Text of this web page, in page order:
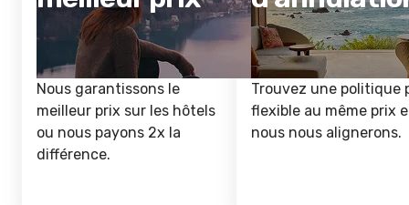
Nous garantissons le
meilleur prix sur les hôtels
ou nous payons 2x la
différence.
Trouvez une politique
flexible au même prix
nous nous alignerons.